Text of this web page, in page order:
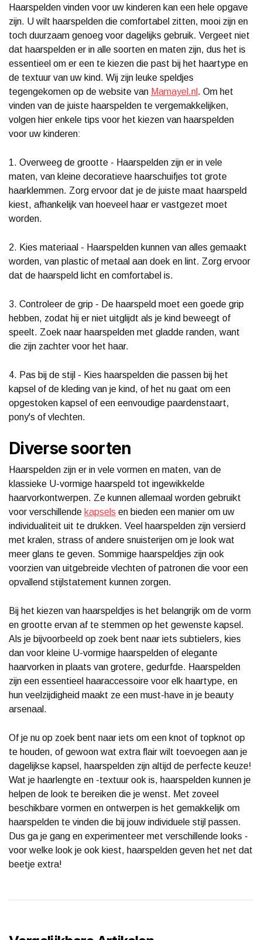
Haarspelden vinden voor uw kinderen kan een hele opgave
zijn. U wilt haarspelden die comfortabel zitten, mooi zijn en
toch duurzaam genoeg voor dagelijks gebruik. Vergeet niet
dat haarspelden er in alle soorten en maten zijn, dus het is
essentieel om er een te kiezen die past bij het haartype en
de textuur van uw kind. Wij zijn leuke speldjes
tegengekomen op de website van Mamayel.nl . Om het
vinden van de juiste haarspelden te vergemakkelijken,
volgen hier enkele tips voor het kiezen van haarspelden
voor uw kinderen:
1. Overweeg de grootte - Haarspelden zijn er in vele
maten, van kleine decoratieve haarschuifjes tot grote
haarklemmen. Zorg ervoor dat je de juiste maat haarspeld
kiest, afhankelijk van hoeveel haar er vastgezet moet
worden.
2. Kies materiaal - Haarspelden kunnen van alles gemaakt
worden, van plastic of metaal aan doek en lint. Zorg ervoor
dat de haarspeld licht en comfortabel is.
3. Controleer de grip - De haarspeld moet een goede grip
hebben, zodat hij er niet uitglijdt als je kind beweegt of
speelt. Zoek naar haarspelden met gladde randen, want
die zijn zachter voor het haar.
4. Pas bij de stijl - Kies haarspelden die passen bij het
kapsel of de kleding van je kind, of het nu gaat om een
opgestoken kapsel of een eenvoudige paardenstaart,
pony's of vlechten.
Diverse soorten
Haarspelden zijn er in vele vormen en maten, van de
klassieke U-vormige haarspeld tot ingewikkelde
haarvorkontwerpen. Ze kunnen allemaal worden gebruikt
voor verschillende kapsels en bieden een manier om uw
individualiteit uit te drukken. Veel haarspelden zijn versierd
met kralen, strass of andere snuisterijen om je look wat
meer glans te geven. Sommige haarspeldjes zijn ook
voorzien van uitgebreide vlechten of patronen die voor een
opvallend stijlstatement kunnen zorgen.
Bij het kiezen van haarspeldjes is het belangrijk om de vorm
en grootte ervan af te stemmen op het gewenste kapsel.
Als je bijvoorbeeld op zoek bent naar iets subtielers, kies
dan voor kleine U-vormige haarspelden of elegante
haarvorken in plaats van grotere, gedurfde. Haarspelden
zijn een essentieel haaraccessoire voor elk haartype, en
hun veelzijdigheid maakt ze een must-have in je beauty
arsenaal.
Of je nu op zoek bent naar iets om een knot of topknot op
te houden, of gewoon wat extra flair wilt toevoegen aan je
dagelijkse kapsel, haarspelden zijn altijd de perfecte keuze!
Wat je haarlengte en -textuur ook is, haarspelden kunnen je
helpen de look te bereiken die je wenst. Met zoveel
beschikbare vormen en ontwerpen is het gemakkelijk om
haarspelden te vinden die bij jouw individuele stijl passen.
Dus ga je gang en experimenteer met verschillende looks -
voor welke look je ook kiest, haarspelden geven het net dat
beetje extra!